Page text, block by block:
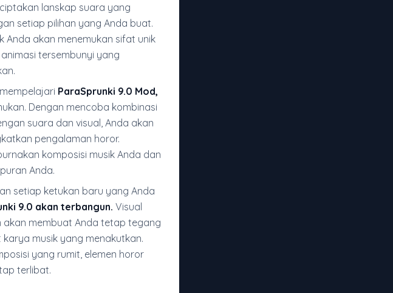
lanskap suara yang
setiap pilihan yang Anda buat.
Anda akan menemukan sifat unik
tersembunyi yang
ParaSprunki 9.0 Mod,
Dengan mencoba kombinasi
suara dan visual, Anda akan
pengalaman horor.
komposisi musik Anda dan
Anda.
setiap ketukan baru yang Anda
9.0 akan terbangun. Visual
membuat Anda tetap tegang
musik yang menakutkan.
yang rumit, elemen horor
terlibat.